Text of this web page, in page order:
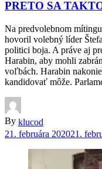
PRETO SA
Na predvolebnom
hovoril volebný líder
politici boja. A práve aj
Harabin, aby mohli
voľbách. Harabin
kandidovať môže.
By klucod
21. februára 202021.